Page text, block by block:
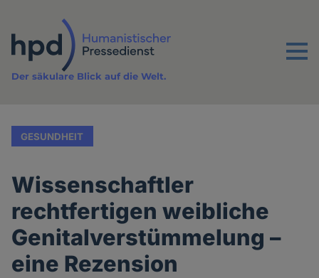
Inhalt
Menu
Der säkulare Blick auf die Welt.
GESUNDHEIT
Wissenschaftler
rechtfertigen weibliche
Genitalverstümmelung –
eine Rezension